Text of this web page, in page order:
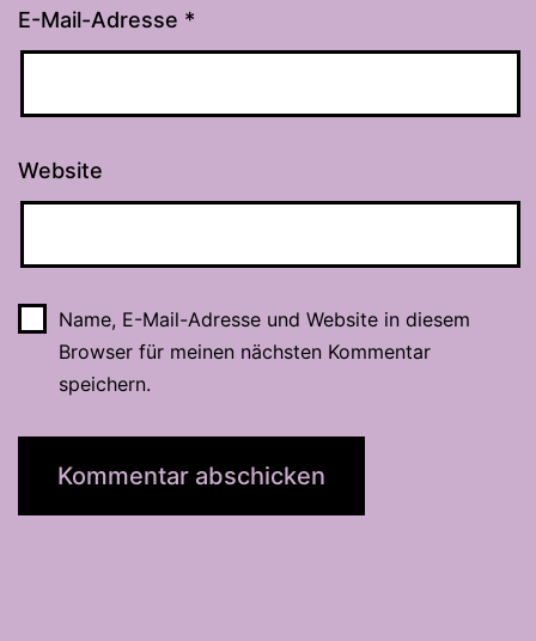
E-Mail-Adresse *
Website
Name, E-Mail-Adresse und Website in diesem
Browser für meinen nächsten Kommentar
speichern.